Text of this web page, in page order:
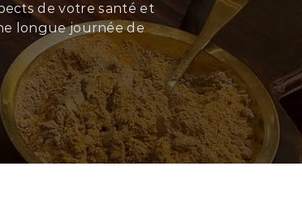
de votre santé et
longue journée de